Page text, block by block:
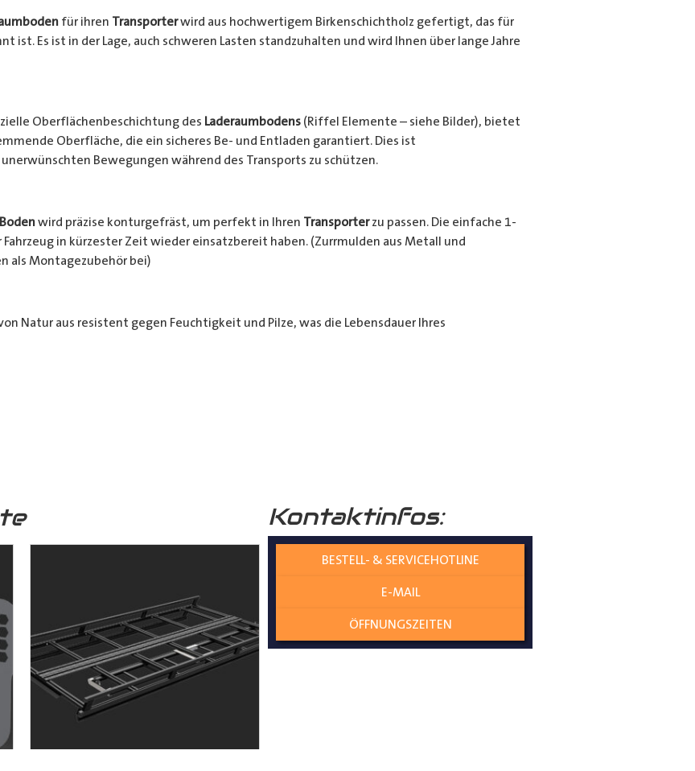
für ihren Transporterwird aus hochwertigem Birkenschichtholz gefertigt, das für
ist. Es ist in der Lage, auch schweren Lasten standzuhalten und wird Ihnen über lange Jahre
Oberflächenbeschichtung des Laderaumbodens(Riffel Elemente – siehe Bilder), bietet
Oberfläche, die ein sicheres Be- und Entladen garantiert. Dies ist
Bewegungen während des Transports zu schützen.
wird präzise konturgefräst, um perfekt in Ihren Transporterzu passen. Die einfache 1-
in kürzester Zeit wieder einsatzbereit haben. (Zurrmulden aus Metall und
als Montagezubehör bei)
Natur aus resistent gegen Feuchtigkeit und Pilze, was die Lebensdauer Ihres
Holz stammt aus nachhaltiger Forstwirtschaft, was nicht nur die Umwelt schützt,
ist so konstruiert, dass die einzelnen Holzplatten perfekt
miteinander imLaderaumverschraubt werden. Dies gewährleistet eine
präzise und ohne Spiel zusammenpassen und keine Übergangskanten entstehen
gewährleisten wir, dass der Laderaumboden konturgenau und mit kaum Spiel zwischen
gefertigt wird – kein Dreck und kein Rost!
Kontaktinfos:
BESTELL- & SERVICEHOTLINE
E-MAIL
ÖFFNUNGSZEITEN